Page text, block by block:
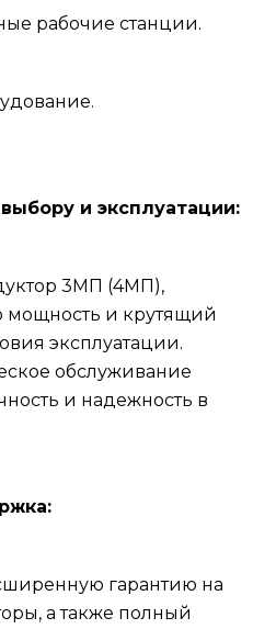
рабочие станции.
и эксплуатации:
3МП (4МП),
мощность и крутящий
эксплуатации.
обслуживание
и надежность в
гарантию на
а также полный